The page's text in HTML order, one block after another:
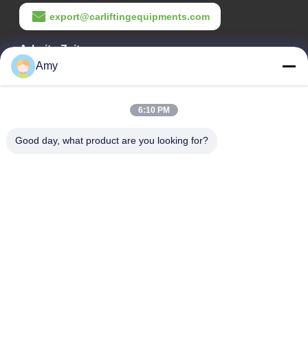
export@carliftingequipments.com
Arbeits-Zeit
09:00-18:00
106. Nationalstraße, Stadtteil Huadu, Stadt Guangzhou
Amy
6:10 PM
Good day, what product are you looking for?